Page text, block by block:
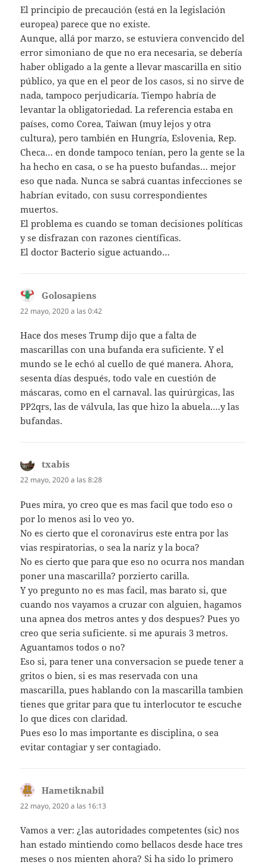
El principio de precaución (está en la legislación
europea) parece que no existe.
Aunque, allá por marzo, se estuviera convencido del
error simoniano de que no era necesaria, se debería
haber obligado a la gente a llevar mascarilla en sitio
público, ya que en el peor de los casos, si no sirve de
nada, tampoco perjudicaría. Tiempo habría de
levantar la obligatoriedad. La referencia estaba en
países, como Corea, Taiwan (muy lejos y otra
cultura), pero también en Hungría, Eslovenia, Rep.
Checa… en donde tampoco tenían, pero la gente se la
ha hecho en casa, o se ha puesto bufandas… mejor
eso que nada. Nunca se sabrá cuantas infecciones se
habrían evitado, con susu correspondientes
muertos.
El problema es cuando se toman decisiones políticas
y se disfrazan con razones científicas.
El doctor Bacterio sigue actuando…
Golosapiens
22 mayo, 2020 a las 0:42
Hace dos meses Trump dijo que a falta de
mascarillas con una bufanda era suficiente. Y el
mundo se le echó al cuello de qué manera. Ahora,
sesenta días después, todo vale en cuestión de
máscaras, como en el carnaval. las quirúrgicas, las
PP2qrs, las de válvula, las que hizo la abuela….y las
bufandas.
txabis
22 mayo, 2020 a las 8:28
Pues mira, yo creo que es mas facil que todo eso o
por lo menos asi lo veo yo.
No es cierto que el coronavirus este entra por las
vias respiratorias, o sea la nariz y la boca?
No es cierto que para que eso no ocurra nos mandan
poner una mascarilla? porzierto carilla.
Y yo pregunto no es mas facil, mas barato si, que
cuando nos vayamos a cruzar con alguien, hagamos
una apnea dos metros antes y dos despues? Pues yo
creo que seria suficiente. si me apurais 3 metros.
Aguantamos todos o no?
Eso si, para tener una conversacion se puede tener a
gritos o bien, si es mas reservada con una
mascarilla, pues hablando con la mascarilla tambien
tienes que gritar para que tu interlocutor te escuche
lo que dices con claridad.
Pues eso lo mas importante es disciplina, o sea
evitar contagiar y ser contagiado.
Hametiknabil
22 mayo, 2020 a las 16:13
Vamos a ver: ¿las autoridades competentes (sic) nos
han estado mintiendo como bellacos desde hace tres
meses o nos mienten ahora? Si ha sido lo primero